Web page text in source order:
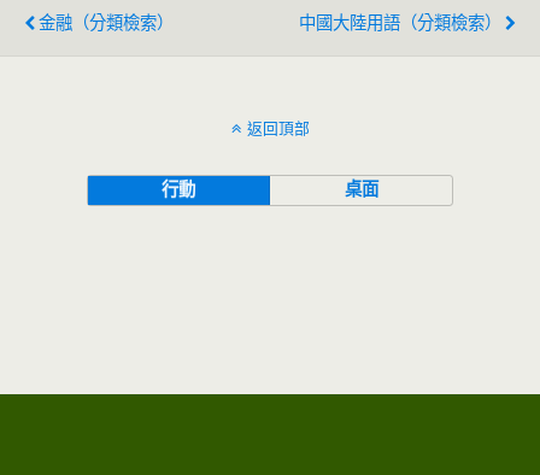
金融（分類檢索）
中國大陸用語（分類檢索）
返回頂部
行動 桌面